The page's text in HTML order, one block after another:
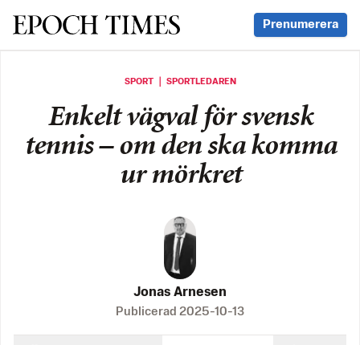
Svenska Epoch Times Prenumerera
SPORT ｜ SPORTLEDAREN
Enkelt vägval för svensk
tennis – om den ska komma
ur mörkret
Jonas Arnesen
Publicerad 2025-10-13